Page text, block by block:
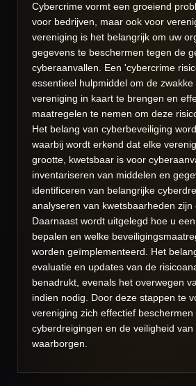
Cybercrime vormt een groeiend
voor bedrijven, maar ook voor
vereniging is het belangrijk om uw
gegevens te beschermen tegen de
cyberaanvallen. Een 'cybercrime
essentieel hulpmiddel om de
vereniging in kaart te brengen en
maatregelen te nemen om deze
Het belang van cyberbeveiliging
waarbij wordt erkend dat elke
grootte, kwetsbaar is voor
inventariseren van middelen en
identificeren van belangrijke
analyseren van kwetsbaarheden zijn
Daarnaast wordt uitgelegd hoe u
bepalen en welke
worden geïmplementeerd. Het
evaluatie en updates van de
benadrukt, evenals het overwegen
indien nodig. Door deze stappen te
vereniging zich effectief beschermen
cyberdreigingen en de veiligheid
waarborgen.